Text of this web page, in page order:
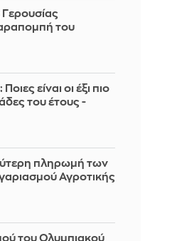
του
είναι οι έξι πιο
του έτους -
πληρωμή των
Αγροτικής
του Ολυμπιακού